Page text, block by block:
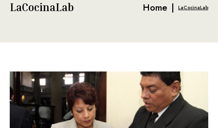
LaCocinaLab Home | LaCocinaLab